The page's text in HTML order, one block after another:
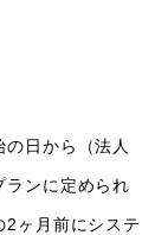
日から（法人
ランに定められ
2ヶ月前にシステ